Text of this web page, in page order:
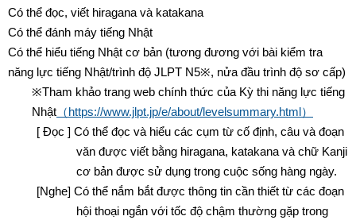
Có thể đọc, viết hiragana và katakana
Có thể đánh máy tiếng Nhật
Có thể hiểu tiếng Nhật cơ bản (tương đương với bài kiểm tra
năng lực tiếng Nhật/trình độ JLPT N5※, nửa đầu trình độ sơ cấp)
※Tham khảo trang web chính thức của Kỳ thi năng lực tiếng
Nhật （https://www.jlpt.jp/e/about/levelsummary.html）
[ Đọc ] Có thể đọc và hiểu các cụm từ cố định, câu và đoạn
văn được viết bằng hiragana, katakana và chữ Kanji
cơ bản được sử dụng trong cuộc sống hàng ngày.
[Nghe] Có thể nắm bắt được thông tin cần thiết từ các đoạn
hội thoại ngắn với tốc độ chậm thường gặp trong